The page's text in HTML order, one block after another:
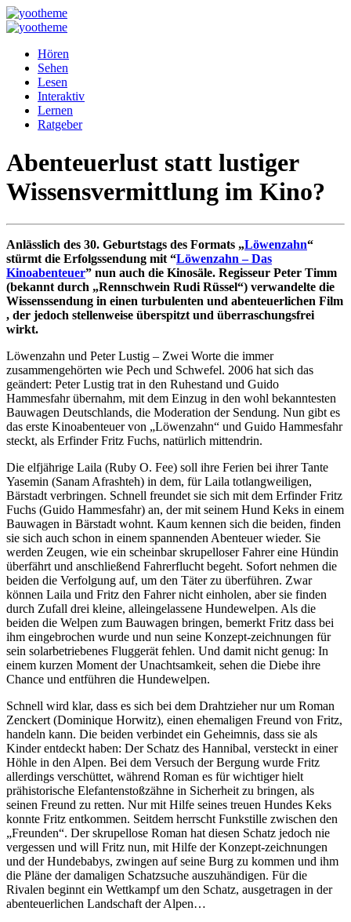
Hören
Sehen
Lesen
Interaktiv
Lernen
Ratgeber
Abenteuerlust statt lustiger
Wissensvermittlung im Kino?
Anlässlich des 30. Geburtstags des Formats „Löwenzahn“
stürmt die Erfolgssendung mit “Löwenzahn – Das
Kinoabenteuer” nun auch die Kinosäle. Regisseur Peter Timm
(bekannt durch „Rennschwein Rudi Rüssel“) verwandelte die
Wissenssendung in einen turbulenten und abenteuerlichen Film
, der jedoch stellenweise überspitzt und überraschungsfrei
wirkt.
Löwenzahn und Peter Lustig – Zwei Worte die immer
zusammengehörten wie Pech und Schwefel. 2006 hat sich das
geändert: Peter Lustig trat in den Ruhestand und Guido
Hammesfahr übernahm, mit dem Einzug in den wohl bekanntesten
Bauwagen Deutschlands, die Moderation der Sendung. Nun gibt es
das erste Kinoabenteuer von „Löwenzahn“ und Guido Hammesfahr
steckt, als Erfinder Fritz Fuchs, natürlich mittendrin.
Die elfjährige Laila (Ruby O. Fee) soll ihre Ferien bei ihrer Tante
Yasemin (Sanam Afrashteh) in dem, für Laila totlangweiligen,
Bärstadt verbringen. Schnell freundet sie sich mit dem Erfinder Fritz
Fuchs (Guido Hammesfahr) an, der mit seinem Hund Keks in einem
Bauwagen in Bärstadt wohnt. Kaum kennen sich die beiden, finden
sie sich auch schon in einem spannenden Abenteuer wieder. Sie
werden Zeugen, wie ein scheinbar skrupelloser Fahrer eine Hündin
überfährt und anschließend Fahrerflucht begeht. Sofort nehmen die
beiden die Verfolgung auf, um den Täter zu überführen. Zwar
können Laila und Fritz den Fahrer nicht einholen, aber sie finden
durch Zufall drei kleine, alleingelassene Hundewelpen. Als die
beiden die Welpen zum Bauwagen bringen, bemerkt Fritz dass bei
ihm eingebrochen wurde und nun seine Konzept-zeichnungen für
sein solarbetriebenes Fluggerät fehlen. Und damit nicht genug: In
einem kurzen Moment der Unachtsamkeit, sehen die Diebe ihre
Chance und entführen die Hundewelpen.
Schnell wird klar, dass es sich bei dem Drahtzieher nur um Roman
Zenckert (Dominique Horwitz), einen ehemaligen Freund von Fritz,
handeln kann. Die beiden verbindet ein Geheimnis, dass sie als
Kinder entdeckt haben: Der Schatz des Hannibal, versteckt in einer
Höhle in den Alpen. Bei dem Versuch der Bergung wurde Fritz
allerdings verschüttet, während Roman es für wichtiger hielt
prähistorische Elefantenstoßzähne in Sicherheit zu bringen, als
seinen Freund zu retten. Nur mit Hilfe seines treuen Hundes Keks
konnte Fritz entkommen. Seitdem herrscht Funkstille zwischen den
„Freunden“. Der skrupellose Roman hat diesen Schatz jedoch nie
vergessen und will Fritz nun, mit Hilfe der Konzept-zeichnungen
und der Hundebabys, zwingen auf seine Burg zu kommen und ihm
die Pläne der damaligen Schatzsuche auszuhändigen. Für die
Rivalen beginnt ein Wettkampf um den Schatz, ausgetragen in der
abenteuerlichen Landschaft der Alpen…